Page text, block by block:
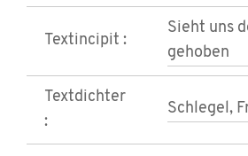
Textincipit :
Sieht uns
gehoben
Textdichter
:
Schlegel,